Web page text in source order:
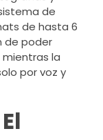
de
de hasta 6
de poder
la
por voz y